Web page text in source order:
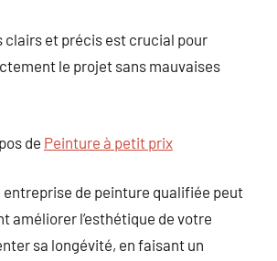
clairs et précis est crucial pour
le projet sans mauvaises
de Peinture à petit prix
entreprise de peinture qualifiée peut
améliorer l’esthétique de votre
sa longévité, en faisant un